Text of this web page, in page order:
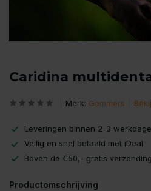
Caridina
Merk: Gommers
Leveringen binnen 2-3
Veilig en snel betaald met iDeal
Boven de €50,- gratis verzending
Productomschrijving